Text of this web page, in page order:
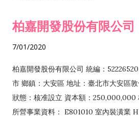
柏嘉開發股份有限公司
7/01/2020
柏嘉開發股份有限公司 統編：
市 鄉鎮：大安區 地址：臺北市大安區
狀態：核准設立 資本額：250,000,000
所營事業資料： E801010 室內裝潢業